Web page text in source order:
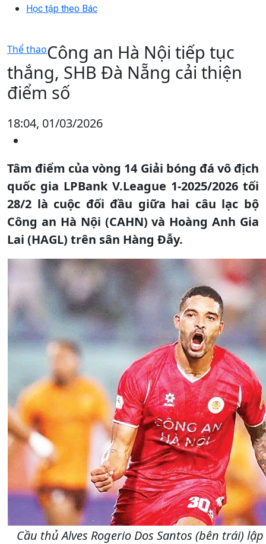
Học tập theo Bác
Thể thaoCông an Hà Nội tiếp tục
thắng, SHB Đà Nẵng cải thiện
điểm số
18:04, 01/03/2026
Tâm điểm của vòng 14 Giải bóng đá vô địch
quốc gia LPBank V.League 1-2025/2026 tối
28/2 là cuộc đối đầu giữa hai câu lạc bộ
Công an Hà Nội (CAHN) và Hoàng Anh Gia
Lai (HAGL) trên sân Hàng Đẫy.
Cầu thủ Alves Rogerio Dos Santos (bên trái)